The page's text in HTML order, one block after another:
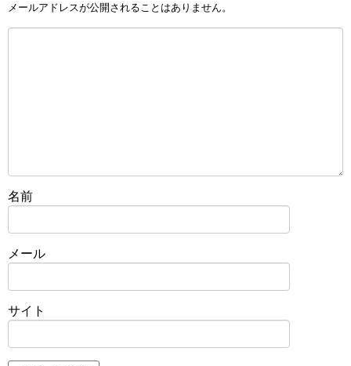
メールアドレスが公開されることはありません。
名前
メール
サイト